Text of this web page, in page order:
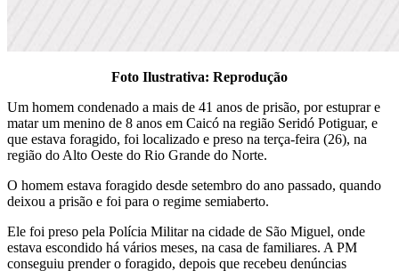
Foto Ilustrativa: Reprodução
Um homem condenado a mais de 41 anos de prisão, por estuprar e
matar um menino de 8 anos em Caicó na região Seridó Potiguar, e
que estava foragido, foi localizado e preso na terça-feira (26), na
região do Alto Oeste do Rio Grande do Norte.
O homem estava foragido desde setembro do ano passado, quando
deixou a prisão e foi para o regime semiaberto.
Ele foi preso pela Polícia Militar na cidade de São Miguel, onde
estava escondido há vários meses, na casa de familiares. A PM
conseguiu prender o foragido, depois que recebeu denúncias